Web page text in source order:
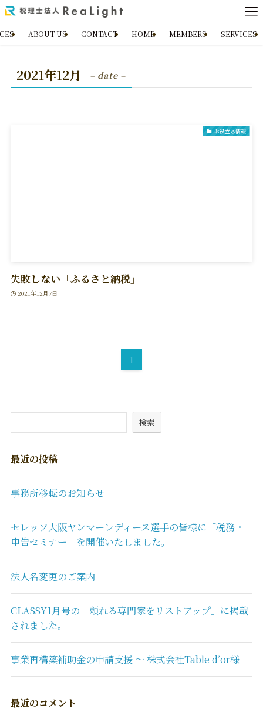
ABOUT US CONTACT HOME MEMBERS SERVICES
2021年12月 – date –
お役立ち情報
失敗しない「ふるさと納税」
2021年12月7日
1
検索
最近の投稿
事務所移転のお知らせ
セレッソ大阪ヤンマーレディース選手の皆様に「税務・
申告セミナー」を開催いたしました。
法人名変更のご案内
CLASSY1月号の「頼れる専門家をリストアップ」に掲載
されました。
事業再構築補助金の申請支援 〜 株式会社Table d’or様
最近のコメント